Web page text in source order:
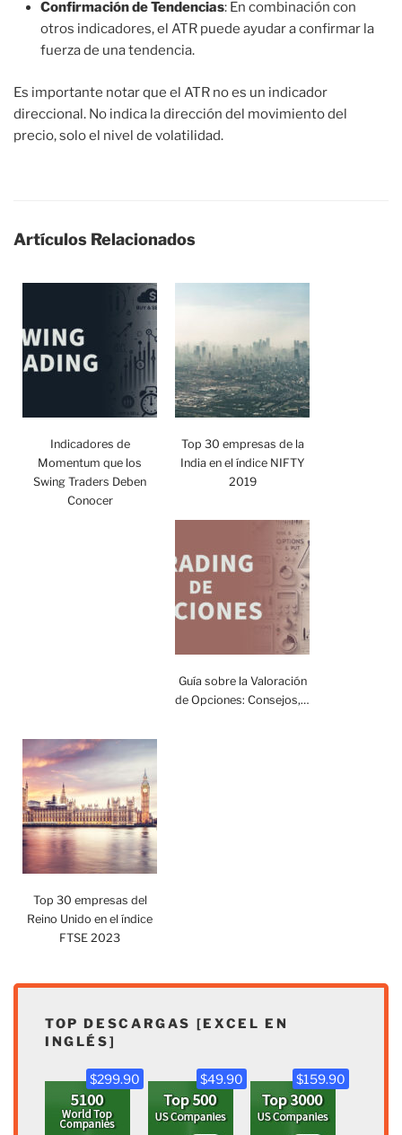
Confirmación de Tendencias: En combinación con
otros indicadores, el ATR puede ayudar a confirmar la
fuerza de una tendencia.
Es importante notar que el ATR no es un indicador
direccional. No indica la dirección del movimiento del
precio, solo el nivel de volatilidad.
Artículos Relacionados
Indicadores de
Momentum que los
Swing Traders Deben
Conocer
Top 30 empresas de la
India en el índice NIFTY
2019
Guía sobre la Valoración
de Opciones: Consejos,…
Top 30 empresas del
Reino Unido en el índice
FTSE 2023
TOP DESCARGAS [EXCEL EN
INGLÉS]
$299.90 $49.90 $159.90